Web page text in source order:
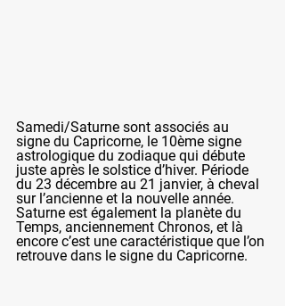
Samedi/Saturne sont associés au
signe du Capricorne, le 10ème signe
astrologique du zodiaque qui débute
juste après le solstice d’hiver. Période
du 23 décembre au 21 janvier, à cheval
sur l’ancienne et la nouvelle année.
Saturne est également la planète du
Temps, anciennement Chronos, et là
encore c’est une caractéristique que l’on
retrouve dans le signe du Capricorne.